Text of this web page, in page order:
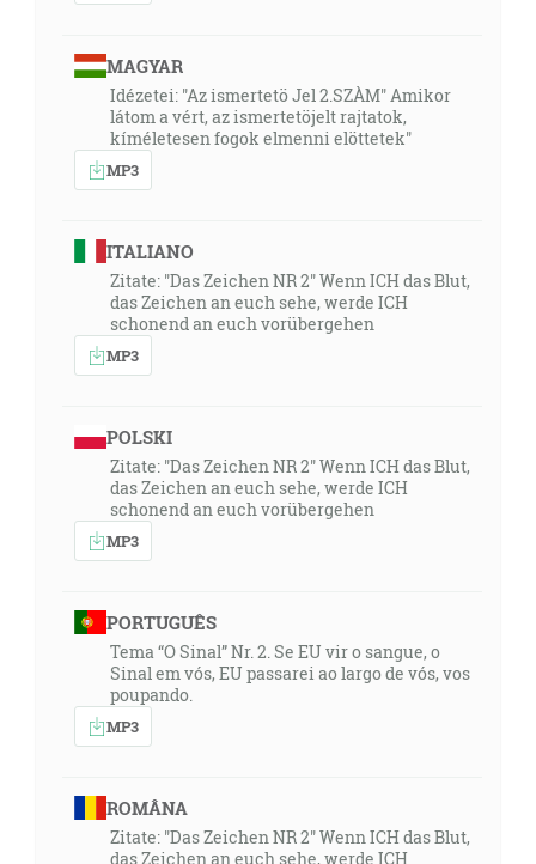
MAGYAR
Idézetei: "Az ismertetö Jel 2.SZÀM" Amikor
látom a vért, az ismertetöjelt rajtatok,
kíméletesen fogok elmenni elöttetek"
MP3
ITALIANO
Zitate: "Das Zeichen NR 2" Wenn ICH das Blut,
das Zeichen an euch sehe, werde ICH
schonend an euch vorübergehen
MP3
POLSKI
Zitate: "Das Zeichen NR 2" Wenn ICH das Blut,
das Zeichen an euch sehe, werde ICH
schonend an euch vorübergehen
MP3
PORTUGUÊS
Tema “O Sinal” Nr. 2. Se EU vir o sangue, o
Sinal em vós, EU passarei ao largo de vós, vos
poupando.
MP3
ROMÂNA
Zitate: "Das Zeichen NR 2" Wenn ICH das Blut,
das Zeichen an euch sehe, werde ICH